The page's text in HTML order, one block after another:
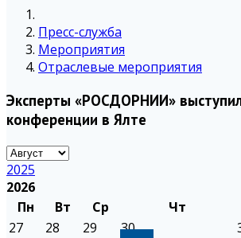
Пресс-служба
Мероприятия
Отраслевые мероприятия
Эксперты «РОСДОРНИИ»
конференции в Ялте
2025
2026
Пн
Вт Ср Чт
27
28 29 30